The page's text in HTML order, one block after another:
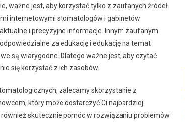
ważne jest, aby korzystać tylko z zaufanych źródeł.
internetowymi stomatologów i gabinetów
i precyzyjne informacje. Innym zaufanym
za edukację i edukację na temat
są wiarygodne. Dlatego ważne jest, aby czytać
się korzystać z ich zasobów.
zalecamy skorzystanie z
który może dostarczyć Ci najbardziej
skutecznie pomóc w rozwiązaniu problemów